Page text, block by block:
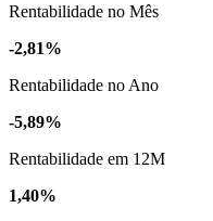
Rentabilidade no Mês
-2,81%
Rentabilidade no Ano
-5,89%
Rentabilidade em 12M
1,40%